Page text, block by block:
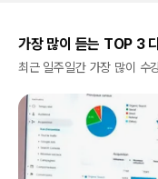
가장 많이 듣는 TOP 3
최근 일주일간 가장 많이 수